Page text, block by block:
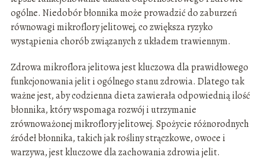
ogólne. Niedobór błonnika może prowadzić do zaburzeń
równowagi mikroflory jelitowej, co zwiększa ryzyko
wystąpienia chorób związanych z układem trawiennym.
Zdrowa mikroflora jelitowa jest kluczowa dla prawidłowego
funkcjonowania jelit i ogólnego stanu zdrowia. Dlatego tak
ważne jest, aby codzienna dieta zawierała odpowiednią ilość
błonnika, który wspomaga rozwój i utrzymanie
zrównoważonej mikroflory jelitowej. Spożycie różnorodnych
źródeł błonnika, takich jak rośliny strączkowe, owoce i
warzywa, jest kluczowe dla zachowania zdrowia jelit.